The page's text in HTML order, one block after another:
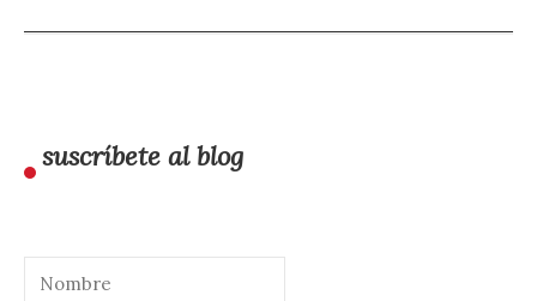
suscríbete al blog